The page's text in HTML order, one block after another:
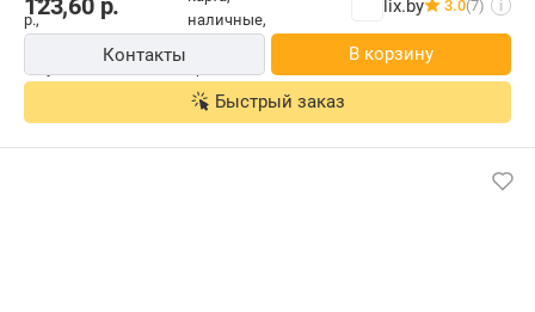
lix.by 3.0(7) i
Контакты В корзину
Быстрый заказ